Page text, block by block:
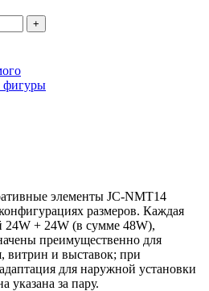
фигуры
элементы JC-NMT14
размеров. Каждая
24W + 24W (в сумме 48W),
преимущественно для
витрин и выставок; при
для наружной установки
указана за пару.